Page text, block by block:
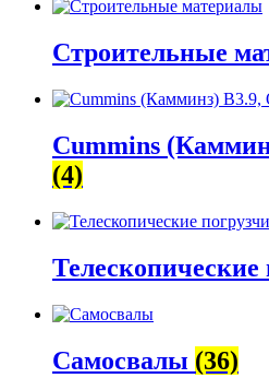
Строительные
Cummins
(4)
Телескопические
Самосвалы (36)